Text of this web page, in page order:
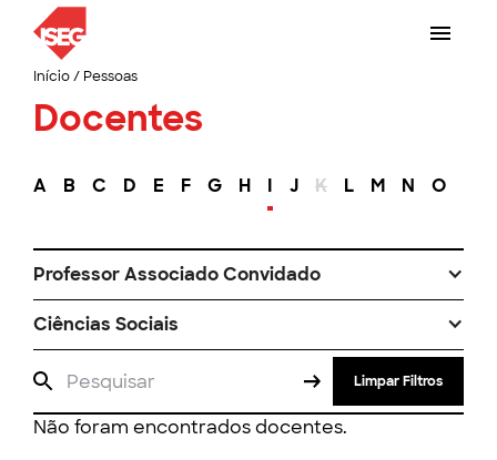
Início/ Pessoas
Docentes
A B C D E F G H I J K L M N O
Professor Associado Convidado
Ciências Sociais
Limpar Filtros
Não foram encontrados docentes.